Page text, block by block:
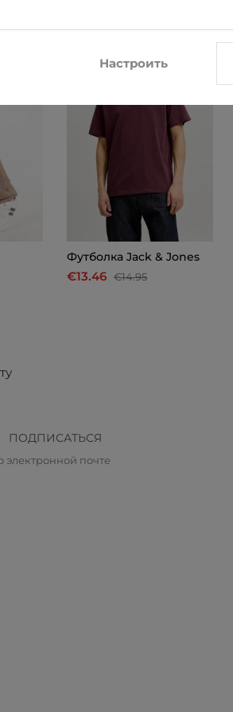
Футболкa Jack & Jones
€13.46 €14.95
ПОДПИСАТЬСЯ
электронной почте
Настроить